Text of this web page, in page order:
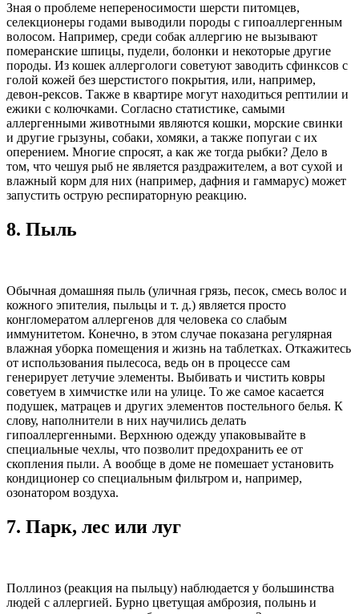
Зная о проблеме непереносимости шерсти питомцев,
селекционеры годами выводили породы с гипоаллергенным
волосом. Например, среди собак аллергию не вызывают
померанские шпицы, пудели, болонки и некоторые другие
породы. Из кошек аллергологи советуют заводить сфинксов с
голой кожей без шерстистого покрытия, или, например,
девон-рексов. Также в квартире могут находиться рептилии и
ежики с колючками. Согласно статистике, самыми
аллергенными животными являются кошки, морские свинки
и другие грызуны, собаки, хомяки, а также попугаи с их
оперением. Многие спросят, а как же тогда рыбки? Дело в
том, что чешуя рыб не является раздражителем, а вот сухой и
влажный корм для них (например, дафния и гаммарус) может
запустить острую респираторную реакцию.
8. Пыль
Обычная домашняя пыль (уличная грязь, песок, смесь волос и
кожного эпителия, пыльцы и т. д.) является просто
конгломератом аллергенов для человека со слабым
иммунитетом. Конечно, в этом случае показана регулярная
влажная уборка помещения и жизнь на таблетках. Откажитесь
от использования пылесоса, ведь он в процессе сам
генерирует летучие элементы. Выбивать и чистить ковры
советуем в химчистке или на улице. То же самое касается
подушек, матрацев и других элементов постельного белья. К
слову, наполнители в них научились делать
гипоаллергенными. Верхнюю одежду упаковывайте в
специальные чехлы, что позволит предохранить ее от
скопления пыли. А вообще в доме не помешает установить
кондиционер со специальным фильтром и, например,
озонатором воздуха.
7. Парк, лес или луг
Поллиноз (реакция на пыльцу) наблюдается у большинства
людей с аллергией. Бурно цветущая амброзия, полынь и